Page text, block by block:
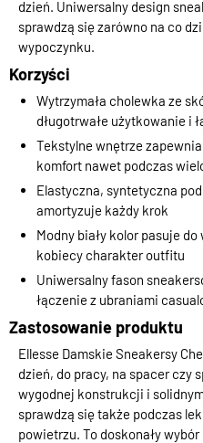
dzień. Uniwersalny design
sprawdzą się zarówno na co
wypoczynku.
Korzyści
Wytrzymała cholewka ze
długotrwałe użytkowanie i
Tekstylne wnętrze
komfort nawet podczas
Elastyczna, syntetyczna
amortyzuje każdy krok
Modny biały kolor pasuje
kobiecy charakter outfitu
Uniwersalny fason
łączenie z ubraniami
Zastosowanie produktu
Ellesse Damskie Sneakersy
dzień, do pracy, na spacer czy
wygodnej konstrukcji i
sprawdzą się także podczas
powietrzu. To doskonały